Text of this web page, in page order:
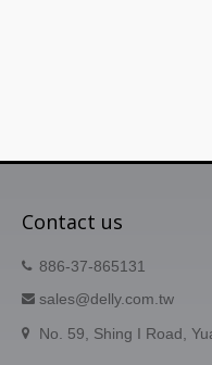
Contact us
886-37-865131
sales@delly.com.tw
No. 59, Shing I Road,